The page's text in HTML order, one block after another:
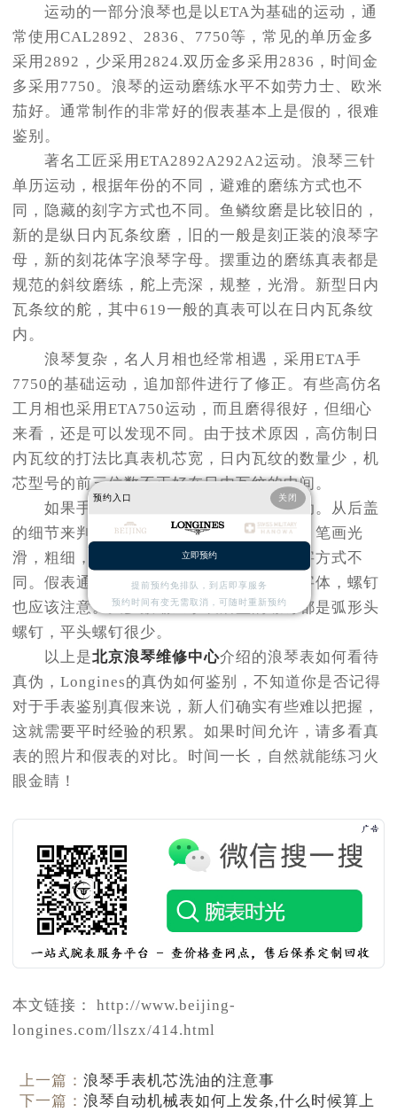
运动的一部分浪琴也是以ETA为基础的运动，通
常使用CAL2892、2836、7750等，常见的单历金多
采用2892，少采用2824.双历金多采用2836，时间金
多采用7750。浪琴的运动磨练水平不如劳力士、欧米
茄好。通常制作的非常好的假表基本上是假的，很难
鉴别。
著名工匠采用ETA2892A292A2运动。浪琴三针
单历运动，根据年份的不同，避难的磨练方式也不
同，隐藏的刻字方式也不同。鱼鳞纹磨是比较旧的，
新的是纵日内瓦条纹磨，旧的一般是刻正装的浪琴字
母，新的刻花体字浪琴字母。摆重边的磨练真表都是
规范的斜纹磨练，舵上壳深，规整，光滑。新型日内
瓦条纹的舵，其中619一般的真表可以在日内瓦条纹
内。
浪琴复杂，名人月相也经常相遇，采用ETA手
7750的基础运动，追加部件进行了修正。有些高仿名
工月相也采用ETA750运动，而且磨得很好，但细心
来看，还是可以发现不同。由于技术原因，高仿制日
内瓦纹的打法比真表机芯宽，日内瓦纹的数量少，机
芯型号的前三位数不正好在日内瓦纹的中间。
如果手表是密底的话，我们看不到运动。从后盖
的细节来判断。真表用花体英语写，字深，笔画光
滑，粗细，粗细变化。与字头和型号的刻字方式不
同。假表通常刻字粗细一致，浅薄。除了字体，螺钉
也应该注意。大多数瑞士手表后盖的螺钉都是弧形头
螺钉，平头螺钉很少。
以上是北京浪琴维修中心介绍的浪琴表如何看待
真伪，Longines的真伪如何鉴别，不知道你是否记得
对于手表鉴别真假来说，新人们确实有些难以把握，
这就需要平时经验的积累。如果时间允许，请多看真
表的照片和假表的对比。时间一长，自然就能练习火
眼金睛！
本文链接： http://www.beijing-
longines.com/llszx/414.html
上一篇：浪琴手表机芯洗油的注意事
下一篇：浪琴自动机械表如何上发条,什么时候算上
预约入口 关闭
立即预约
提前预约免排队，到店即享服务
预约时间有变无需取消，可随时重新预约